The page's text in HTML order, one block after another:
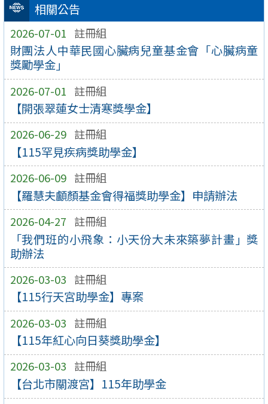
相關公告
2026-07-01 註冊組
財團法人中華民國心臟病兒童基金會「心臟病童
獎勵學金」
2026-07-01 註冊組
【開張翠蓮女士清寒獎學金】
2026-06-29 註冊組
【115罕見疾病獎助學金】
2026-06-09 註冊組
【羅慧夫顱顏基金會得福獎助學金】申請辦法
2026-04-27 註冊組
「我們班的小飛象：小天份大未來築夢計畫」獎
助辦法
2026-03-03 註冊組
【115行天宮助學金】專案
2026-03-03 註冊組
【115年紅心向日葵獎助學金】
2026-03-03 註冊組
【台北市關渡宮】115年助學金